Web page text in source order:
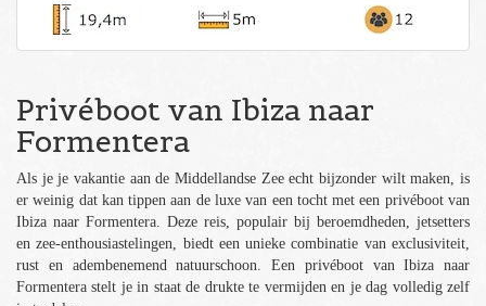
Privéboot van Ibiza naar
Formentera
Als je je vakantie aan de Middellandse Zee echt bijzonder wilt maken, is
er weinig dat kan tippen aan de luxe van een tocht met een privéboot van
Ibiza naar Formentera. Deze reis, populair bij beroemdheden, jetsetters
en zee-enthousiastelingen, biedt een unieke combinatie van exclusiviteit,
rust en adembenemend natuurschoon. Een privéboot van Ibiza naar
Formentera stelt je in staat de drukte te vermijden en je dag volledig zelf